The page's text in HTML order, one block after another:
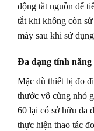
động tắt nguồn để
tắt khi không còn
máy sau khi sử
Đa dạng tính năng
Mặc dù thiết bị đo
thước vô cùng nhỏ
60 lại có sở hữu đa
thực hiện thao tác